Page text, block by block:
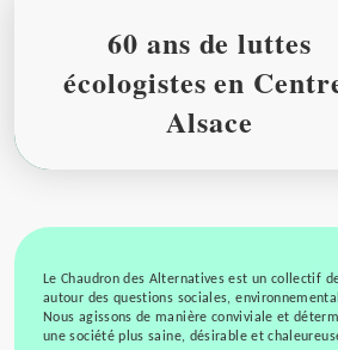
60 ans de luttes
écologistes en
Alsace
Le Chaudron des Alternatives est un collectif
autour des questions sociales,
Nous agissons de manière conviviale et
une société plus saine, désirable et